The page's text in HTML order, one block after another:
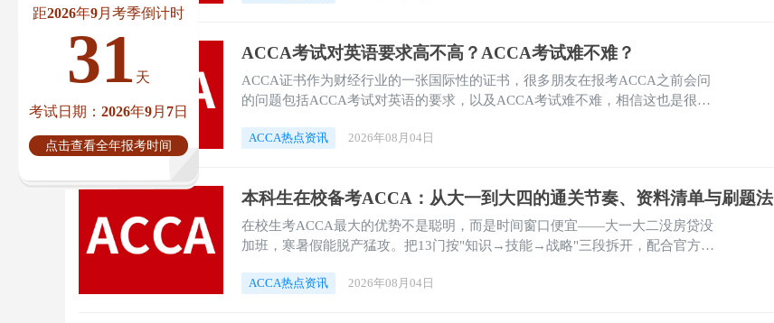
距2026年9月考季倒计时
31 天
考试日期：2026年9月7日
点击查看全年报考时间
ACCA考试对英语要求高不高？ACCA考试难不难？
ACCA证书作为财经行业的一张国际性的证书，很多朋友在报考ACCA之前会问
的问题包括ACCA考试对英语的要求，以及ACCA考试难不难，相信这也是很多
说。
ACCA热点资讯 2026年08月04日
本科生在校备考ACCA：从大一到大四的通关节奏、资料清单与刷题法
在校生考ACCA最大的优势不是聪明，而是时间窗口便宜——大一大二没房贷没
加班，寒暑假能脱产猛攻。把13门按"知识→技能→战略"三段拆开，配合官方机
径。
ACCA热点资讯 2026年08月04日